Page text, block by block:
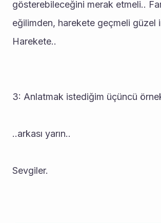
gösterebileceğini merak etmeli..
eğilimden, harekete geçmeli güzel
Harekete..
3: Anlatmak istediğim üçüncü
..arkası yarın..
Sevgiler.